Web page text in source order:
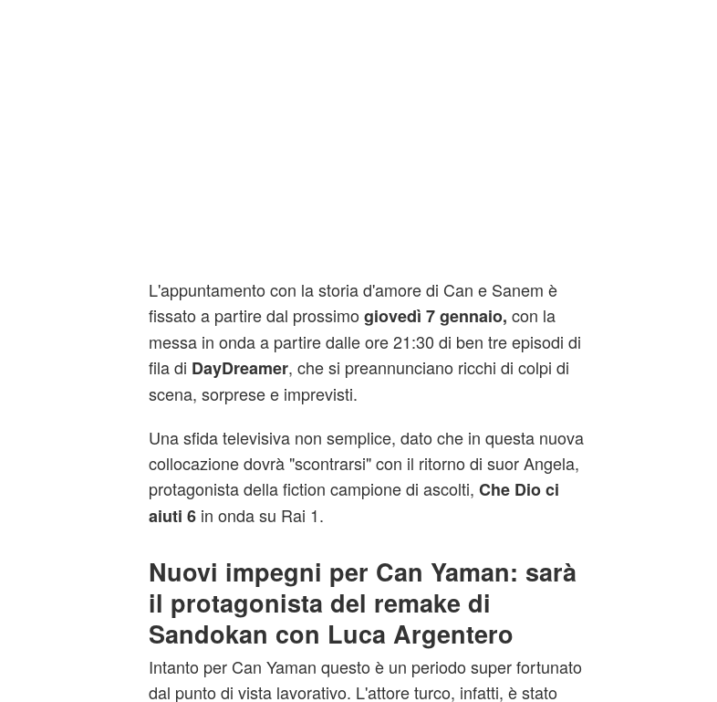
L'appuntamento con la storia d'amore di Can e Sanem è
fissato a partire dal prossimo giovedì 7 gennaio, con la
messa in onda a partire dalle ore 21:30 di ben tre episodi di
fila di DayDreamer, che si preannunciano ricchi di colpi di
scena, sorprese e imprevisti.
Una sfida televisiva non semplice, dato che in questa nuova
collocazione dovrà "scontrarsi" con il ritorno di suor Angela,
protagonista della fiction campione di ascolti, Che Dio ci
aiuti 6in onda su Rai 1.
Nuovi impegni per Can Yaman: sarà
il protagonista del remake di
Sandokan con Luca Argentero
Intanto per Can Yaman questo è un periodo super fortunato
dal punto di vista lavorativo. L'attore turco, infatti, è stato